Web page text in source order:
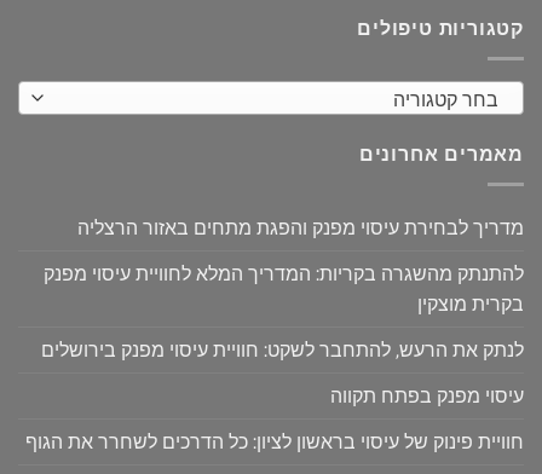
קטגוריות טיפולים
בחר קטגוריה
מאמרים אחרונים
מדריך לבחירת עיסוי מפנק והפגת מתחים באזור הרצליה
להתנתק מהשגרה בקריות: המדריך המלא לחוויית עיסוי מפנק
בקרית מוצקין
לנתק את הרעש, להתחבר לשקט: חוויית עיסוי מפנק בירושלים
עיסוי מפנק בפתח תקווה
חוויית פינוק של עיסוי בראשון לציון: כל הדרכים לשחרר את הגוף